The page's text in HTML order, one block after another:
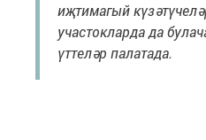
иҗтимагый
участокларда да
үттеләр палатада.